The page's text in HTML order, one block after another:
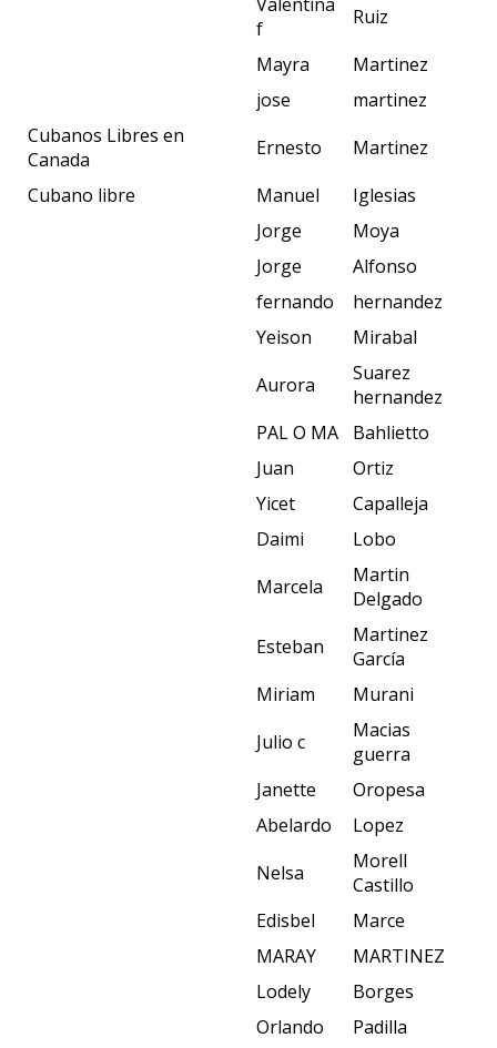
f
Ruiz
Mayra
Martinez
jose
martinez
Cubanos Libres en
Canada
Ernesto
Martinez
Cubano libre
Manuel
Iglesias
Jorge
Moya
Jorge
Alfonso
fernando
hernandez
Yeison
Mirabal
Aurora
Suarez
hernandez
PAL O MA
Bahlietto
Juan
Ortiz
Yicet
Capalleja
Daimi
Lobo
Marcela
Martin
Delgado
Esteban
Martinez
García
Miriam
Murani
Julio c
Macias
guerra
Janette
Oropesa
Abelardo
Lopez
Nelsa
Morell
Castillo
Edisbel
Marce
MARAY
MARTINEZ
Lodely
Borges
Orlando
Padilla